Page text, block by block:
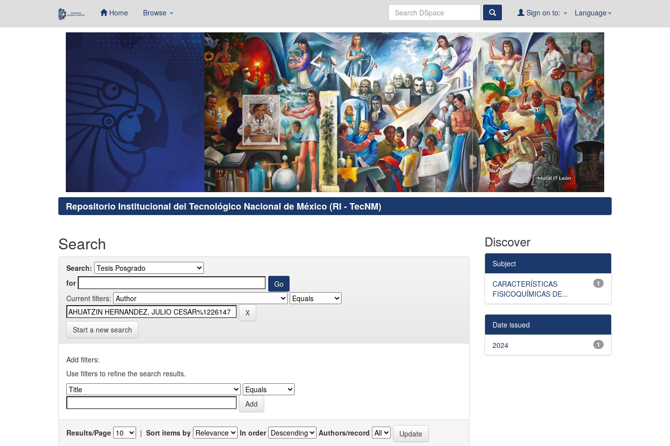
Home Browse Language
Sign on to:
Repositorio Institucional del Tecnológico Nacional de México (RI - TecNM)
Search
Search:
for
Current filters:
Start a new search
Add filters:
Use filters to refine the search results.
Results/Page | Sort items by In order Authors/record
Discover
Subject
1
CARACTERÍSTICAS
FISICOQUÍMICAS DE...
Date issued
1
2024